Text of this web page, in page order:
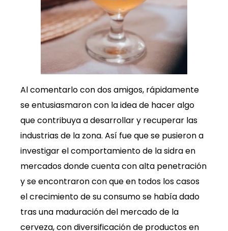
Al comentarlo con dos amigos, rápidamente
se entusiasmaron con la idea de hacer algo
que contribuya a desarrollar y recuperar las
industrias de la zona. Así fue que se pusieron a
investigar el comportamiento de la sidra en
mercados donde cuenta con alta penetración
y se encontraron con que en todos los casos
el crecimiento de su consumo se había dado
tras una maduración del mercado de la
cerveza, con diversificación de productos en